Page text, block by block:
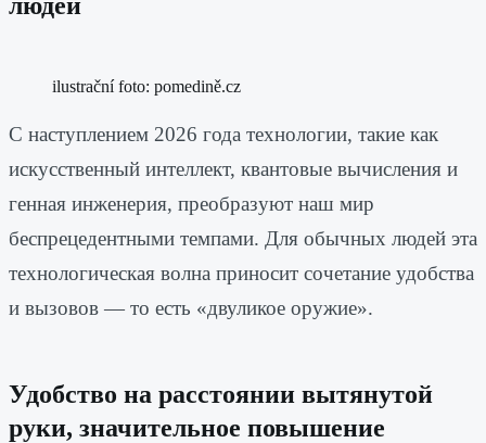
ilustrační foto: pomedině.cz
С наступлением 2026 года технологии, такие как
искусственный интеллект, квантовые вычисления и
генная инженерия, преобразуют наш мир
беспрецедентными темпами. Для обычных людей эта
технологическая волна приносит сочетание удобства
и вызовов — то есть «двуликое оружие».
Удобство на расстоянии вытянутой
руки, значительное повышение